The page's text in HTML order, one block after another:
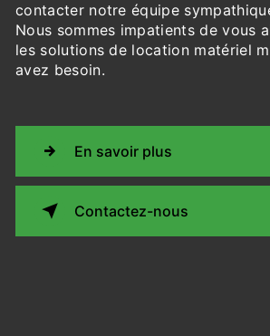
contacter notre équipe
Nous sommes impatients de vous
les solutions de location matériel
avez besoin.
En savoir plus
Contactez-nous